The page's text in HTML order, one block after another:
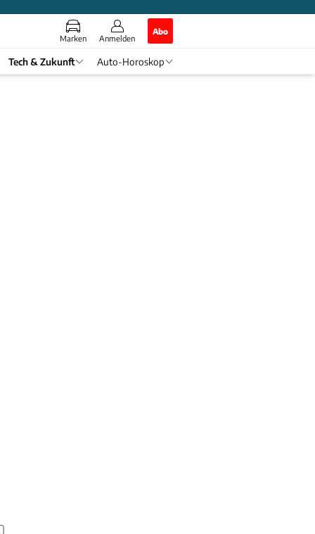
Marken Anmelden
Abo
Tech & Zukunft Auto-Horoskop